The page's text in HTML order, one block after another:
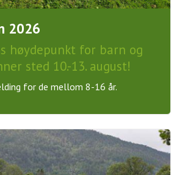
2026
høydepunkt for barn og
sted 10.-13. august!
for de mellom 8-16 år.